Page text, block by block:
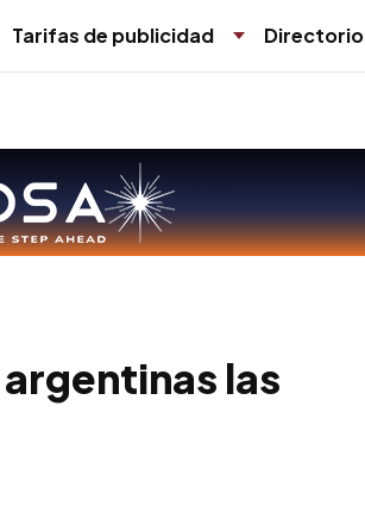
Tarifas de publicidad Directorio
las